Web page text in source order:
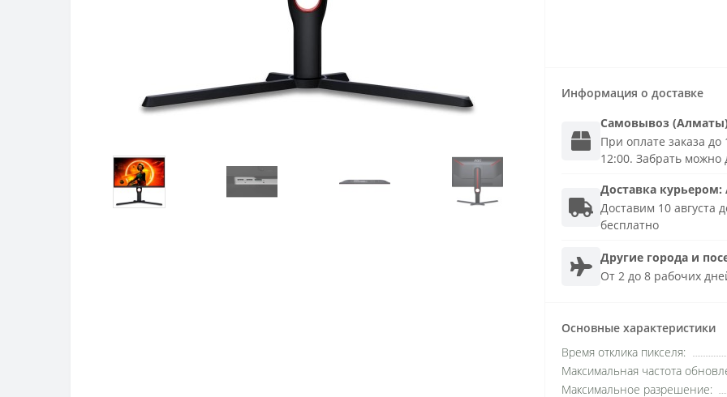
Информация о доставке
Самовывоз
При оплате заказа до
12:00. Забрать можно
Доставка курьером:
Доставим 10 августа
бесплатно
Другие города и
От 2 до 8 рабочих
Основные характеристики
Время отклика пикселя:
Максимальная частота
Максимальное разрешение: